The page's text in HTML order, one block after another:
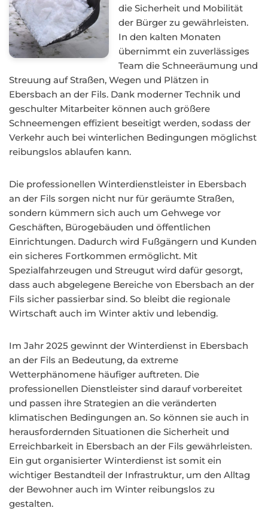
die Sicherheit und Mobilität
der Bürger zu gewährleisten.
In den kalten Monaten
übernimmt ein zuverlässiges
Team die Schneeräumung und
Streuung auf Straßen, Wegen und Plätzen in
Ebersbach an der Fils. Dank moderner Technik und
geschulter Mitarbeiter können auch größere
Schneemengen effizient beseitigt werden, sodass der
Verkehr auch bei winterlichen Bedingungen möglichst
reibungslos ablaufen kann.
Die professionellen Winterdienstleister in Ebersbach
an der Fils sorgen nicht nur für geräumte Straßen,
sondern kümmern sich auch um Gehwege vor
Geschäften, Bürogebäuden und öffentlichen
Einrichtungen. Dadurch wird Fußgängern und Kunden
ein sicheres Fortkommen ermöglicht. Mit
Spezialfahrzeugen und Streugut wird dafür gesorgt,
dass auch abgelegene Bereiche von Ebersbach an der
Fils sicher passierbar sind. So bleibt die regionale
Wirtschaft auch im Winter aktiv und lebendig.
Im Jahr 2025 gewinnt der Winterdienst in Ebersbach
an der Fils an Bedeutung, da extreme
Wetterphänomene häufiger auftreten. Die
professionellen Dienstleister sind darauf vorbereitet
und passen ihre Strategien an die veränderten
klimatischen Bedingungen an. So können sie auch in
herausfordernden Situationen die Sicherheit und
Erreichbarkeit in Ebersbach an der Fils gewährleisten.
Ein gut organisierter Winterdienst ist somit ein
wichtiger Bestandteil der Infrastruktur, um den Alltag
der Bewohner auch im Winter reibungslos zu
gestalten.